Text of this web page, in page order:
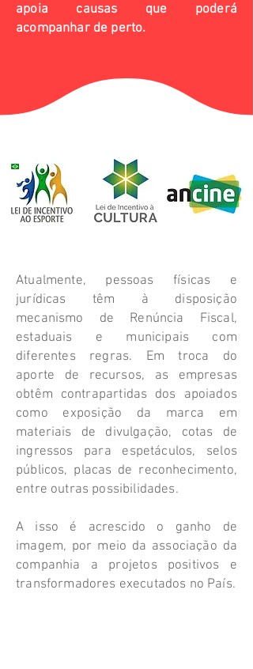
apoia causas que poderá
acompanhar de perto.
Atualmente, pessoas físicas e
jurídicas têm à disposição
mecanismo de Renúncia Fiscal,
estaduais e municipais com
diferentes regras. Em troca do
aporte de recursos, as empresas
obtêm contrapartidas dos apoiados
como exposição da marca em
materiais de divulgação, cotas de
ingressos para espetáculos, selos
públicos, placas de reconhecimento,
entre outras possibilidades.
A isso é acrescido o ganho de
imagem, por meio da associação da
companhia a projetos positivos e
transformadores executados no País.